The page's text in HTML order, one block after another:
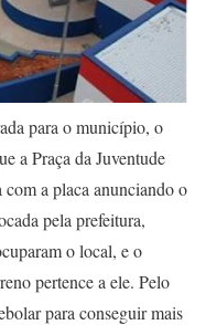
para o município, o
a Praça da Juventude
com a placa anunciando o
pela prefeitura,
o local, e o
pertence a ele. Pelo
para conseguir mais